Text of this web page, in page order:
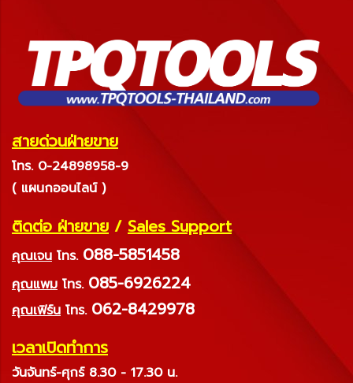
สายด่วนฝ่ายขาย
โทร. 0-24898958-9
( แผนกออนไลน์ )
ติดต่อ ฝ่ายขาย / Sales Support
คุณเจน โทร. 088-5851458
คุณแพม โทร. 085-6926224
คุณเฟิร์น โทร. 062-8429978
เวลาเปิดทำการ
วันจันทร์-ศุกร์ 8.30 - 17.30 น.